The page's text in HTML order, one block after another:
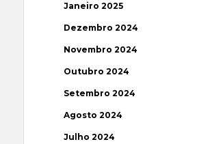
Janeiro 2025
Dezembro 2024
Novembro 2024
Outubro 2024
Setembro 2024
Agosto 2024
Julho 2024